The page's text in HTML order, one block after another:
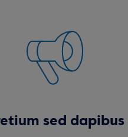
sed dapibus